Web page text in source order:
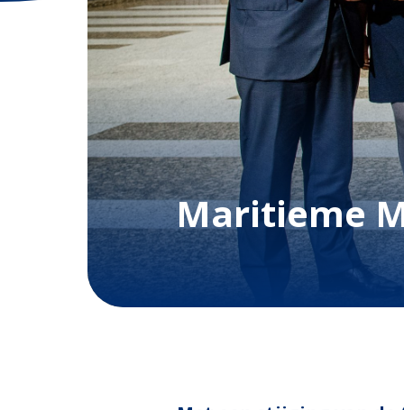
Maritieme